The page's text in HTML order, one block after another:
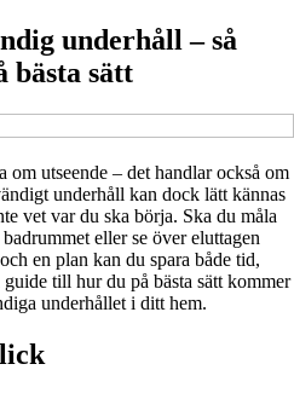
underhåll – så
bästa sätt
om utseende – det handlar också om
underhåll kan dock lätt kännas
vet var du ska börja. Ska du måla
eller se över eluttagen
en plan kan du spara både tid,
till hur du på bästa sätt kommer
underhållet i ditt hem.